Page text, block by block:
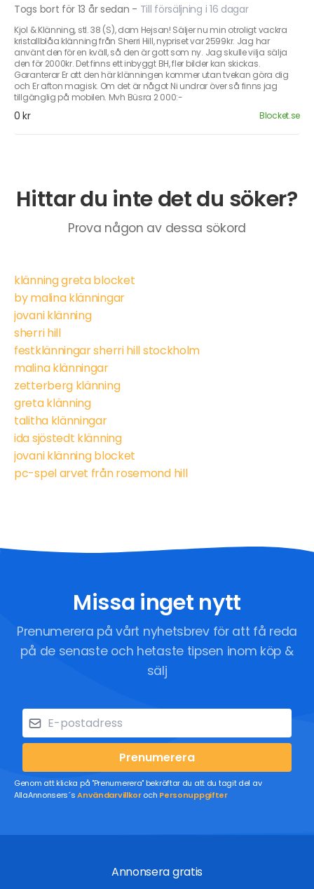
Togs bort för 13 år sedan - Till försäljning i 16 dagar
Kjol & Klänning, stl. 38 (S), dam Hejsan! Säljer nu min otroligt vackra
kristallblåa klänning från Sherri Hill, nypriset var 2599kr. Jag har
använt den för en kväll, så den är gott som ny. Jag skulle vilja sälja
den för 2000kr. Det finns ett inbyggt BH, fler bilder kan skickas.
Garanterar Er att den här klänningen kommer utan tvekan göra dig
och Er afton magisk. Om det är något Ni undrar över så finns jag
tillgänglig på mobilen. Mvh Büsra 2 000:-
0 kr Blocket.se
Hittar du inte det du söker?
Prova någon av dessa sökord
klänning greta blocket
by malina klänningar
jovani klänning
sherri hill
festklänningar sherri hill stockholm
malina klänningar
zetterberg klänning
greta klänning
talitha klänningar
ida sjöstedt klänning
jovani klänning blocket
pc-spel arvet från rosemond hill
Missa inget nytt
Prenumerera på vårt nyhetsbrev för att få reda
på de senaste och hetaste tipsen inom köp &
sälj
Prenumerera
Genom att klicka på "Prenumerera" bekräftar du att du tagit del av
AllaAnnonsers´sAnvändarvillkoroch Personuppgifter
Annonsera gratis